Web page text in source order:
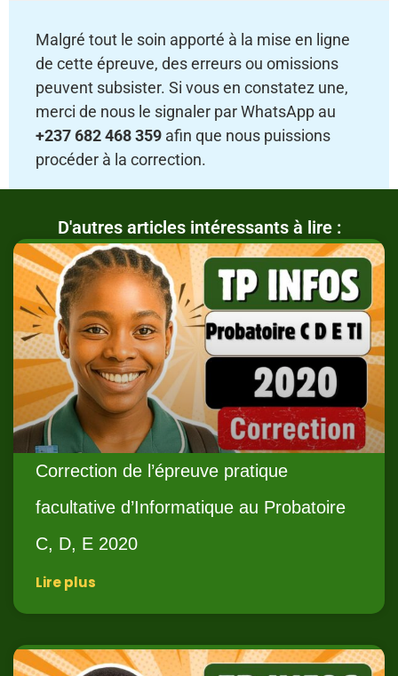
Malgré tout le soin apporté à la mise en ligne
de cette épreuve, des erreurs ou omissions
peuvent subsister. Si vous en constatez une,
merci de nous le signaler par WhatsApp au
+237 682 468 359 afin que nous puissions
procéder à la correction.
D'autres articles intéressants à lire :
Correction de l’épreuve pratique
facultative d’Informatique au Probatoire
C, D, E 2020
Lire plus